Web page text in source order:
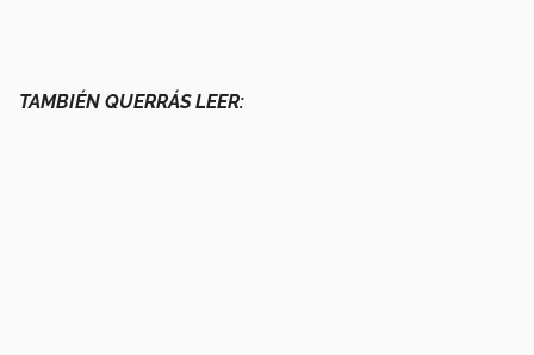
TAMBIÉN QUERRÁS LEER: